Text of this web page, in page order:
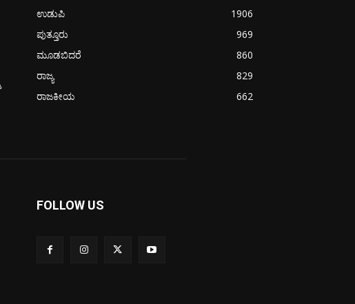
ಉಡುಪಿ
1906
ಪುತ್ತೂರು
969
ಮೂಡಬಿದರೆ
860
ರಾಜ್ಯ
829
ರಾಜಕೀಯ
662
FOLLOW US